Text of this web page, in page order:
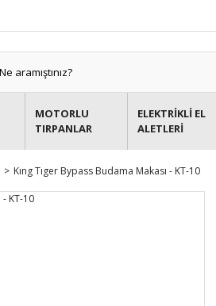
MOTORLU
TIRPANLAR
ELEKTRİKLİ EL
ALETLERİ
Kıng Tıger Bypass Budama Makası - KT-10